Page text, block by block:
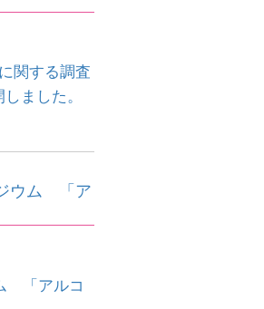
関する調査
ました。
ウム 「ア
「アルコ